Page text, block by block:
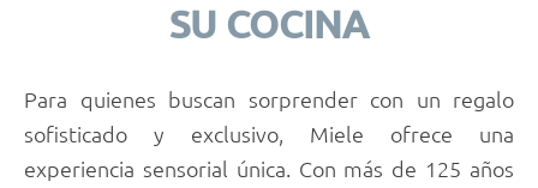
SU COCINA
Para quienes buscan sorprender con un regalo
sofisticado y exclusivo, Miele ofrece una
experiencia sensorial única. Con más de 125 años